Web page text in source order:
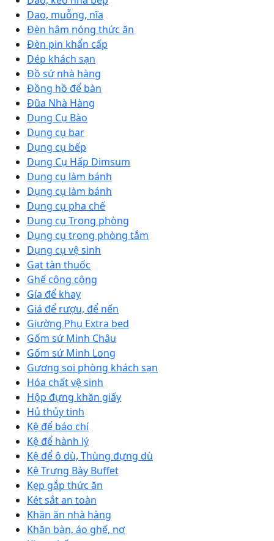
Dao, muỗng, nĩa
Đèn hâm nóng thức ăn
Đèn pin khẩn cấp
Dép khách sạn
Đồ sứ nhà hàng
Đồng hồ để bàn
Đũa Nhà Hàng
Dụng Cụ Bào
Dụng cụ bar
Dụng cụ bếp
Dụng Cụ Hấp Dimsum
Dụng cụ làm bánh
Dụng cụ làm bánh
Dụng cụ pha chế
Dụng cụ Trong phòng
Dụng cụ trong phòng tắm
Dụng cụ vệ sinh
Gạt tàn thuốc
Ghế công cộng
Gía để khay
Giá để rượu, để nến
Giường Phụ Extra bed
Gốm sứ Minh Châu
Gốm sứ Minh Long
Gương soi phòng khách sạn
Hóa chất vệ sinh
Hộp đựng khăn giấy
Hủ thủy tinh
Kệ để báo chí
Kệ để hành lý
Kệ để ô dù, Thùng đựng dù
Kệ Trưng Bày Buffet
Kẹp gắp thức ăn
Két sắt an toàn
Khăn ăn nhà hàng
Khăn bàn, áo ghế, nơ